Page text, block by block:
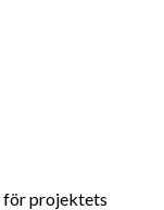
för projektets